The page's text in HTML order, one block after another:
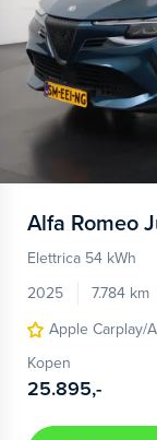
Alfa Romeo
Elettrica 54 kWh
2025
7.784 km
Apple Carplay/
Kopen
25.895,-